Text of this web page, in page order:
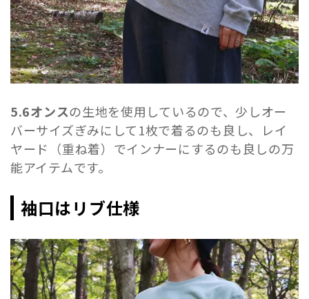
5.6オンスの生地を使用しているので、少しオー
バーサイズぎみにして1枚で着るのも良し、レイ
ヤード（重ね着）でインナーにするのも良しの万
能アイテムです。
袖口はリブ仕様